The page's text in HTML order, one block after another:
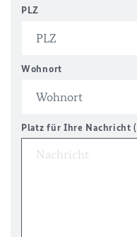
PLZ
Wohnort
Platz für Ihre Nachricht